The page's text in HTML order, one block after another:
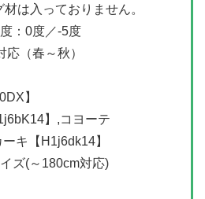
は入っておりません。
：0度／-5度
（春～秋）
】
】,コヨーテ
キ【H1j6dk14】
ズ(～180cm対応)